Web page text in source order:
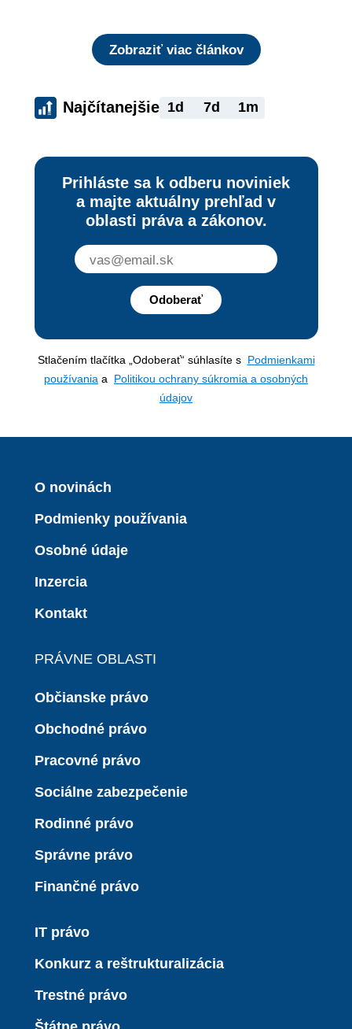
Zobraziť viac článkov
Najčítanejšie 1d 7d 1m
Prihláste sa k odberu noviniek
a majte aktuálny prehľad v
oblasti práva a zákonov.
Odoberať
Stlačením tlačítka „Odoberať“ súhlasíte s Podmienkami
používania a Politikou ochrany súkromia a osobných
údajov
O novinách
Podmienky používania
Osobné údaje
Inzercia
Kontakt
PRÁVNE OBLASTI
Občianske právo
Obchodné právo
Pracovné právo
Sociálne zabezpečenie
Rodinné právo
Správne právo
Finančné právo
IT právo
Konkurz a reštrukturalizácia
Trestné právo